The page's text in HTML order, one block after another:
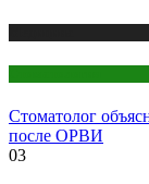
Стоматолог
после ОРВИ
03